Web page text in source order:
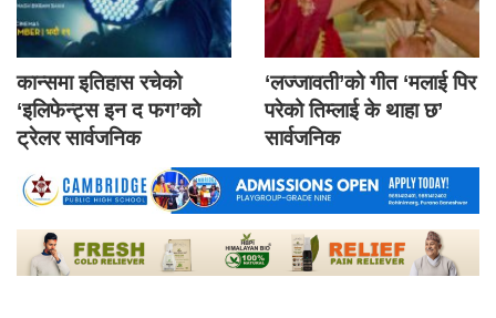
कान्समा इतिहास रचेको
‘इलिफेन्ट्स इन द फग’को
ट्रेलर सार्वजनिक
‘लज्जावती’को गीत ‘मलाई पिर
परेको तिम्लाई के थाहा छ’
सार्वजनिक